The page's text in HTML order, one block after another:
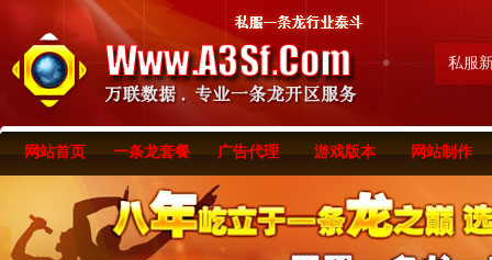
私服
网站首页 一条龙套餐 广告代理 游戏版本 网站制作